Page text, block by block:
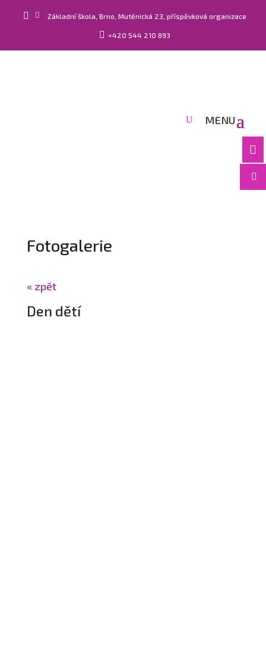
  Základní škola, Brno, Mutěnická 23, příspěvková organizace
 +420 544 210 893


Fotogalerie
« zpět
Den dětí